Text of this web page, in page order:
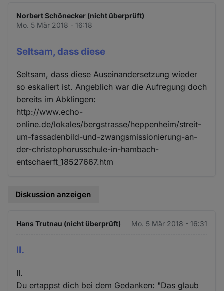
Norbert Schönecker (nicht überprüft)
Mo. 5 Mär 2018 - 16:18
Seltsam, dass diese
Seltsam, dass diese Auseinandersetzung wieder
so eskaliert ist. Angeblich war die Aufregung doch
bereits im Abklingen:
http://www.echo-
online.de/lokales/bergstrasse/heppenheim/streit-
um-fassadenbild-und-zwangsmissionierung-an-
der-christophorusschule-in-hambach-
entschaerft_18527667.htm
Diskussion anzeigen
Hans Trutnau (nicht überprüft) Mo. 5 Mär 2018 - 16:31
II.
II.
Du ertappst dich bei dem Gedanken: "Das glaub